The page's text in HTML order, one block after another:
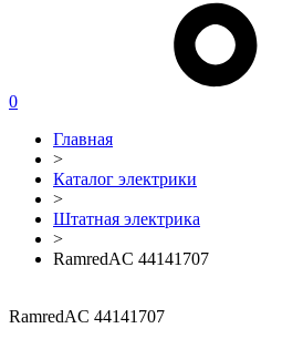
0
Главная
>
Каталог электрики
>
Штатная электрика
>
RamredAC 44141707
RamredAC 44141707